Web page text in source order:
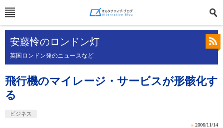
安藤怜のロンドン灯
英国ロンドン発のニュースなど
飛行機のマイレージ・サービスが形骸化す
る
ビジネス
» 2006/11/14